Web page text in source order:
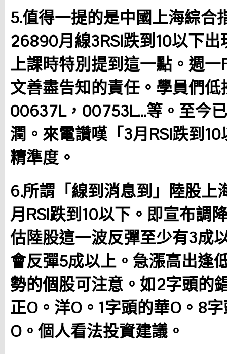
5.值得一提的是中國上海綜合
26890月線3RSI跌到10以下
上課時特別提到這一點。週一
文善盡告知的責任。學員們低
00637L，00753L…等。至今
潤。來電讚嘆「3月RSI跌到
精準度。
6.所謂「線到消息到」陸股上
月RSI跌到10以下。即宣布調
估陸股這一波反彈至少有3成
會反彈5成以上。急漲高出逢
勢的個股可注意。如2字頭的
正O。洋O。1字頭的華O。8
O。個人看法投資建議。